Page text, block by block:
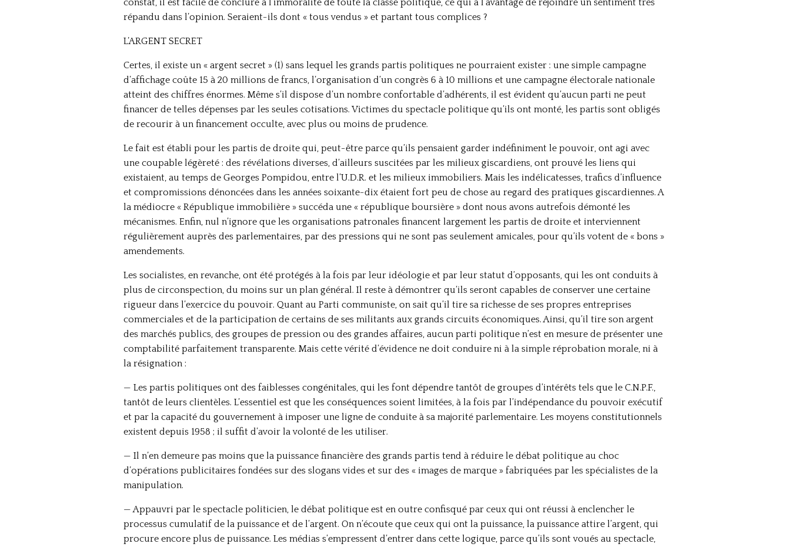
constat, il est facile de conclure à l’immoralité de toute la classe politique, ce qui a l’avantage de rejoindre un sentiment très
répandu dans l’opinion. Seraient-ils dont « tous vendus » et partant tous complices ?
L’ARGENT SECRET
Certes, il existe un « argent secret » (1) sans lequel les grands partis politiques ne pourraient exister : une simple campagne
d’affichage coûte 15 à 20 millions de francs, l’organisation d’un congrès 6 à 10 millions et une campagne électorale nationale
atteint des chiffres énormes. Même s’il dispose d’un nombre confortable d’adhérents, il est évident qu’aucun parti ne peut
financer de telles dépenses par les seules cotisations. Victimes du spectacle politique qu’ils ont monté, les partis sont obligés
de recourir à un financement occulte, avec plus ou moins de prudence.
Le fait est établi pour les partis de droite qui, peut-être parce qu’ils pensaient garder indéfiniment le pouvoir, ont agi avec
une coupable légèreté : des révélations diverses, d’ailleurs suscitées par les milieux giscardiens, ont prouvé les liens qui
existaient, au temps de Georges Pompidou, entre l’U.D.R. et les milieux immobiliers. Mais les indélicatesses, trafics d’influence
et compromissions dénoncées dans les années soixante-dix étaient fort peu de chose au regard des pratiques giscardiennes. A
la médiocre « République immobilière » succéda une « république boursière » dont nous avons autrefois démonté les
mécanismes. Enfin, nul n’ignore que les organisations patronales financent largement les partis de droite et interviennent
régulièrement auprès des parlementaires, par des pressions qui ne sont pas seulement amicales, pour qu’ils votent de « bons »
amendements.
Les socialistes, en revanche, ont été protégés à la fois par leur idéologie et par leur statut d’opposants, qui les ont conduits à
plus de circonspection, du moins sur un plan général. Il reste à démontrer qu’ils seront capables de conserver une certaine
rigueur dans l’exercice du pouvoir. Quant au Parti communiste, on sait qu’il tire sa richesse de ses propres entreprises
commerciales et de la participation de certains de ses militants aux grands circuits économiques. Ainsi, qu’il tire son argent
des marchés publics, des groupes de pression ou des grandes affaires, aucun parti politique n’est en mesure de présenter une
comptabilité parfaitement transparente. Mais cette vérité d’évidence ne doit conduire ni à la simple réprobation morale, ni à
la résignation :
— Les partis politiques ont des faiblesses congénitales, qui les font dépendre tantôt de groupes d’intérêts tels que le C.N.P.F.,
tantôt de leurs clientèles. L’essentiel est que les conséquences soient limitées, à la fois par l’indépendance du pouvoir exécutif
et par la capacité du gouvernement à imposer une ligne de conduite à sa majorité parlementaire. Les moyens constitutionnels
existent depuis 1958 ; il suffit d’avoir la volonté de les utiliser.
— Il n’en demeure pas moins que la puissance financière des grands partis tend à réduire le débat politique au choc
d’opérations publicitaires fondées sur des slogans vides et sur des « images de marque » fabriquées par les spécialistes de la
manipulation.
— Appauvri par le spectacle politicien, le débat politique est en outre confisqué par ceux qui ont réussi à enclencher le
processus cumulatif de la puissance et de l’argent. On n’écoute que ceux qui ont la puissance, la puissance attire l’argent, qui
procure encore plus de puissance. Les médias s’empressent d’entrer dans cette logique, parce qu’ils sont voués au spectacle,